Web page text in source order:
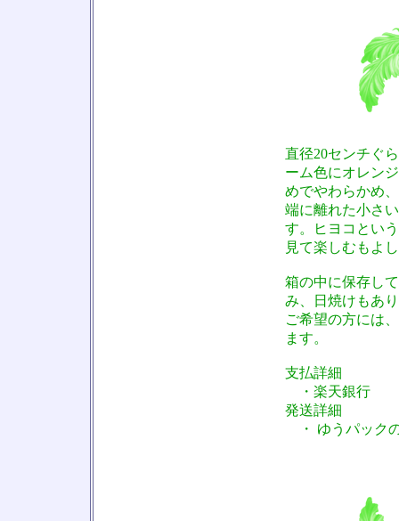
直径20センチぐ
ーム色にオレン
めでやわらかめ
端に離れた小さ
す。ヒヨコとい
見て楽しむもよ
箱の中に保存し
み、日焼けもあ
ご希望の方には
ます。
支払詳細
・楽天銀行
発送詳細
・ ゆうパック